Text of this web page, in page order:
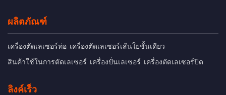
ผลิตภัณฑ์
เครื่องตัดเลเซอร์ท่อ เครื่องตัดเลเซอร์เส้นใยชั้นเดียว
สินค้าใช้ในการตัดเลเซอร์ เครื่องปั่นเลเซอร์ เครื่องตัดเลเซอร์ปิด
ลิงค์เร็ว